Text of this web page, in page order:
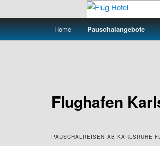
primären
Inhalt
springen
Flug
Hauptmenü Home Pauschalangebote
Flughafen
PAUSCHALREISEN AB KARLSRUHE